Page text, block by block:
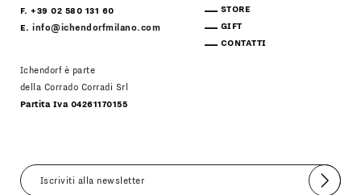
F. +39 02 580 131 60
E.info@ichendorfmilano.com
Ichendorf è parte
della Corrado Corradi Srl
Partita Iva 04261170155
STORE
GIFT
CONTATTI
Invia